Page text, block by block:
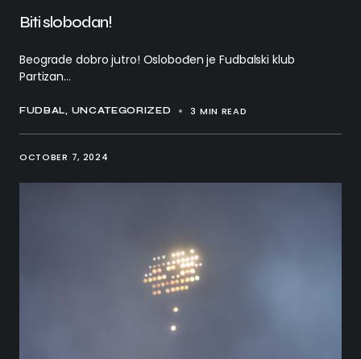
FUDBAL UNCATEGORIZED 3 MIN READ
Biti slobodan!
Beograde dobro jutro! Oslobođen je Fudbalski klub
Partizan...
OCTOBER 7, 2024